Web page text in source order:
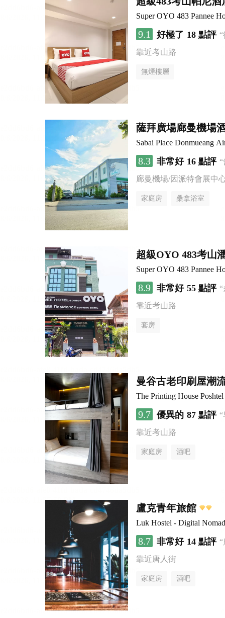
Super OYO 483 Pannee
9.1 好極了 18 點評
靠近考山路
無煙樓層
薩拜廣場廊曼機場
Sabai Place Donmueang
8.3 非常好 16 點評
廊曼機場/因派特會展中
家庭房 桑拿浴室
超級OYO 483考山
Super OYO 483 Pannee
8.9 非常好 55 點評
靠近考山路
套房
曼谷古老印刷屋潮
The Printing House Poshtel
9.7 優異的 87 點評
靠近考山路
家庭房 酒吧
盧克青年旅館
Luk Hostel - Digital
8.7 非常好 14 點評
靠近唐人街
家庭房 酒吧